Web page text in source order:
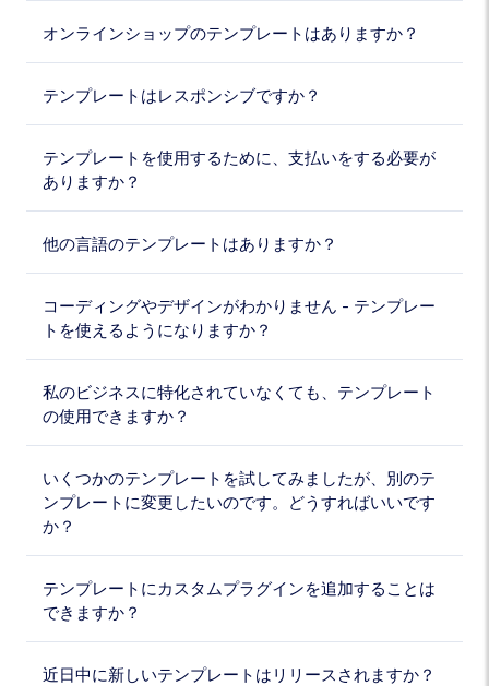
オンラインショップのテンプレートはありますか？
テンプレートはレスポンシブですか？
テンプレートを使用するために、支払いをする必要が
ありますか？
他の言語のテンプレートはありますか？
コーディングやデザインがわかりません - テンプレー
トを使えるようになりますか？
私のビジネスに特化されていなくても、テンプレート
の使用できますか？
いくつかのテンプレートを試してみましたが、別のテ
ンプレートに変更したいのです。どうすればいいです
か？
テンプレートにカスタムプラグインを追加することは
できますか？
近日中に新しいテンプレートはリリースされますか？